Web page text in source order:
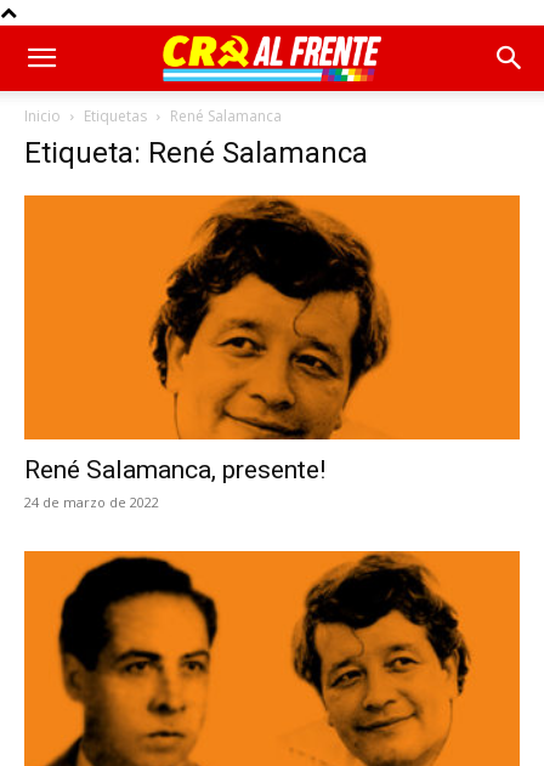
Inicio Etiquetas René Salamanca
Etiqueta: René Salamanca
René Salamanca, presente!
24 de marzo de 2022